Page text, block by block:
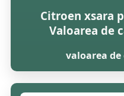
Citroen xsara
Valoarea de
valoarea de